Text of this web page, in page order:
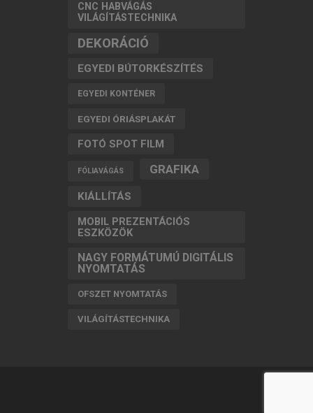
CNC HABVÁGÁS
VILÁGÍTÁSTECHNIKA
DEKORÁCIÓ
EGYEDI BÚTORKÉSZÍTÉS
EGYEDI KONTÉNER
EGYEDI ÓRIÁSPLAKÁT
FOTÓ SPOT FILM
FÓLIAVÁGÁS GRAFIKA
KIÁLLÍTÁS
MOBIL PREZENTÁCIÓS
ESZKÖZÖK
NAGY FORMÁTUMÚ DIGITÁLIS
NYOMTATÁS
OFSZET NYOMTATÁS
VILÁGÍTÁSTECHNIKA